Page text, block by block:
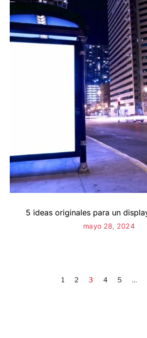
5 ideas originales para un
mayo 28, 2024
1 2 3 4 5 …